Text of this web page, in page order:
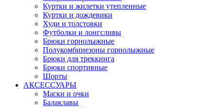
Куртки и жилетки утепленные
Куртки и дождевики
Худи и толстовки
Футболки и лонгсливы
Брюки горнолыжные
Полукомбинезоны горнолыжные
Брюки для треккинга
Брюки спортивные
Шорты
АКСЕССУАРЫ
Маски и очки
Балаклавы